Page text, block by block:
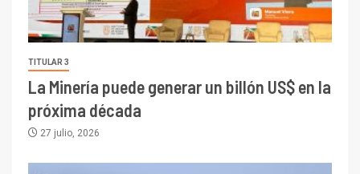
TITULAR 3
La Minería puede generar un billón US$ en la
próxima década
27 julio, 2026